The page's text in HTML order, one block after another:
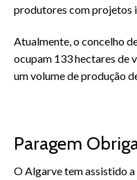
produtores com projetos
Atualmente, o concelho
ocupam 133 hectares de
um volume de produção
Paragem
O Algarve tem assistido